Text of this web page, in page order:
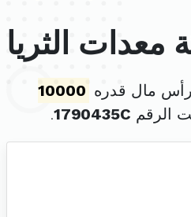
معدات الثريا
10000
الرقم 1790435C
.